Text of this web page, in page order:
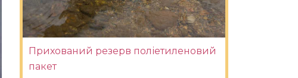
Прихований резерв поліетиленовий
пакет